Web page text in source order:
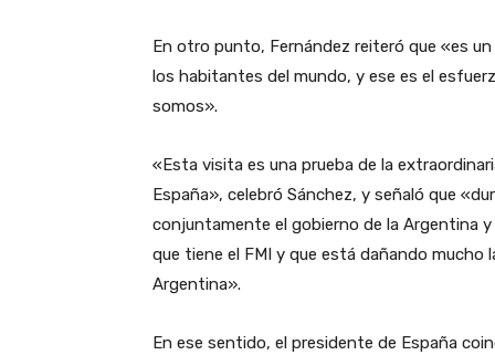
En otro punto, Fernández reiteró que «es
los habitantes del mundo, y ese es el
somos».
«Esta visita es una prueba de la
España», celebró Sánchez, y señaló que
conjuntamente el gobierno de la Argentina
que tiene el FMI y que está dañando mucho
Argentina».
En ese sentido, el presidente de España